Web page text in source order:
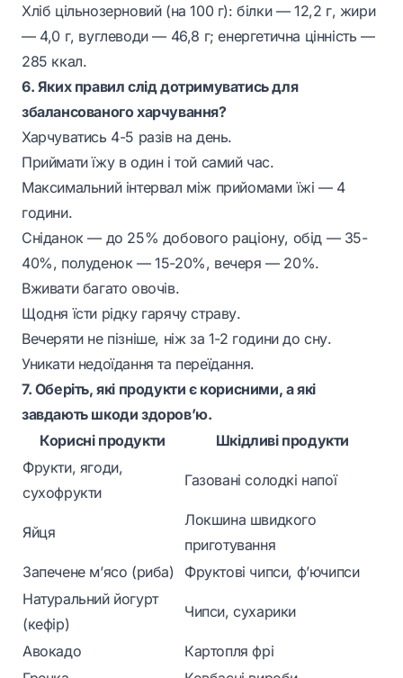
Хліб цільнозерновий (на 100 г): білки — 12,2 г, жири
— 4,0 г, вуглеводи — 46,8 г; енергетична цінність —
285 ккал.
6. Яких правил слід дотримуватись для
збалансованого харчування?
Харчуватись 4-5 разів на день.
Приймати їжу в один і той самий час.
Максимальний інтервал між прийомами їжі — 4
години.
Сніданок — до 25% добового раціону, обід — 35-
40%, полуденок — 15-20%, вечеря — 20%.
Вживати багато овочів.
Щодня їсти рідку гарячу страву.
Вечеряти не пізніше, ніж за 1-2 години до сну.
Уникати недоїдання та переїдання.
7. Оберіть, які продукти є корисними, а які
завдають шкоди здоров’ю.
Корисні продукти
Шкідливі продукти
Фрукти, ягоди,
сухофрукти
Газовані солодкі напої
Яйця
Локшина швидкого
приготування
Запечене м’ясо (риба)
Фруктові чипси, ф’ючипси
Натуральний йогурт
(кефір)
Чипси, сухарики
Авокадо
Картопля фрі